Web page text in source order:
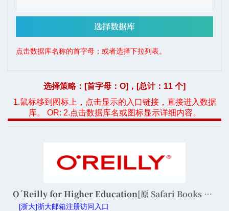
点击数据库名称的首字母；或者选择下拉列表。
选择策略：[首字母： O]，[总计：11 个]
1.鼠标移到图标上，点击显示的入口链接，直接进入数据
库。 OR: 2.点击数据库名或图标显示详细内容。
O´Reilly for Higher Education[原 Safari Books Online]
[浙大]浙大邮箱注册访问入口